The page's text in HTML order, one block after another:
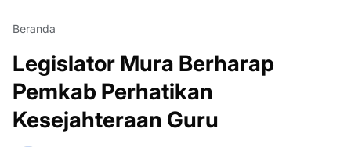
Beranda
Legislator Mura Berharap
Pemkab Perhatikan
Kesejahteraan Guru